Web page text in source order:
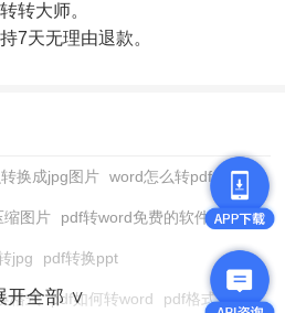
转大师。
7天无理由退款。
换成jpg图片 word怎么转pdf
缩图片 pdf转word免费的软件
jpg pdf转换ppt
格式 pdf如何转word pdf格式转换
开全部 ∨